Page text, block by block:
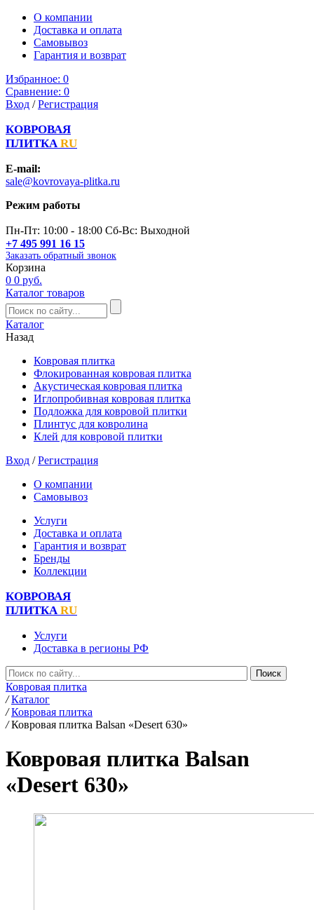
О компании
Доставка и оплата
Самовывоз
Гарантия и возврат
Избранное: 0
Сравнение: 0
Вход /Регистрация
КОВРОВАЯ
ПЛИТКА RU
E-mail:
sale@kovrovaya-plitka.ru
Режим работы
Пн-Пт: 10:00 - 18:00 Сб-Вс: Выходной
+7 495 991 16 15
Заказать обратный звонок
Корзина
0 0 руб.
Каталог товаров
Каталог
Назад
Ковровая плитка
Флокированная ковровая плитка
Акустическая ковровая плитка
Иглопробивная ковровая плитка
Подложка для ковровой плитки
Плинтус для ковролина
Клей для ковровой плитки
Вход /Регистрация
О компании
Самовывоз
Услуги
Доставка и оплата
Гарантия и возврат
Бренды
Коллекции
КОВРОВАЯ
ПЛИТКА RU
Услуги
Доставка в регионы РФ
Ковровая плитка
/ Каталог
/ Ковровая плитка
/ Ковровая плитка Balsan «Desert 630»
Ковровая плитка Balsan
«Desert 630»